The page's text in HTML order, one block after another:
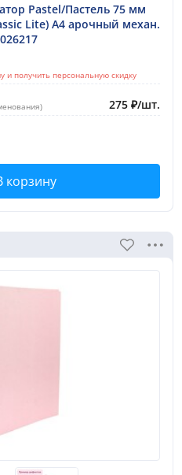
Pastel/Пастель 75 мм
Lite) A4 арочный механ.
и получить персональную скидку
275 ₽/шт.
корзину